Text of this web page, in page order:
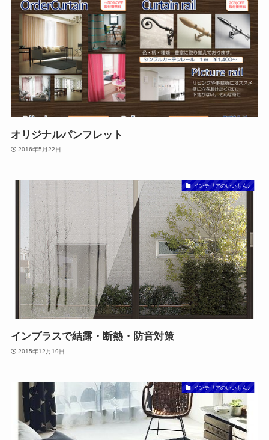
オリジナルパンフレット
2016年5月22日
インテリアのいいもん♪
インプラスで結露・断熱・防音対策
2015年12月19日
インテリアのいいもん♪